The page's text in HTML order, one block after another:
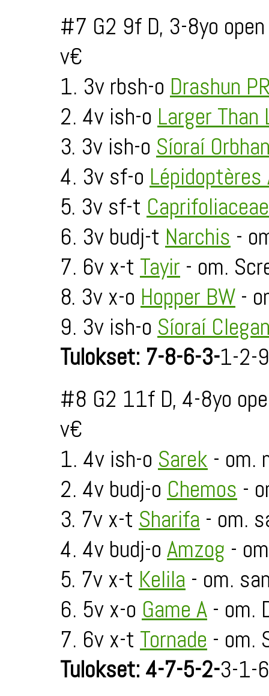
#7 G2 9f D, 3-8yo
v€
1. 3v rbsh-o Drashun
2. 4v ish-o Larger Than
3. 3v ish-o Síoraí
4. 3v sf-o Lépidoptères
5. 3v sf-t Caprifoliaceae
6. 3v budj-t Narchis -
7. 6v x-t Tayir - om.
8. 3v x-o Hopper BW -
9. 3v ish-o Síoraí
Tulokset: 7-8-6-3-1-2-
#8 G2 11f D, 4-8yo
v€
1. 4v ish-o Sarek - om.
2. 4v budj-o Chemos -
3. 7v x-t Sharifa - om.
4. 4v budj-o Amzog -
5. 7v x-t Kelila - om.
6. 5v x-o Game A - om.
7. 6v x-t Tornade - om.
Tulokset: 4-7-5-2-3-1-6